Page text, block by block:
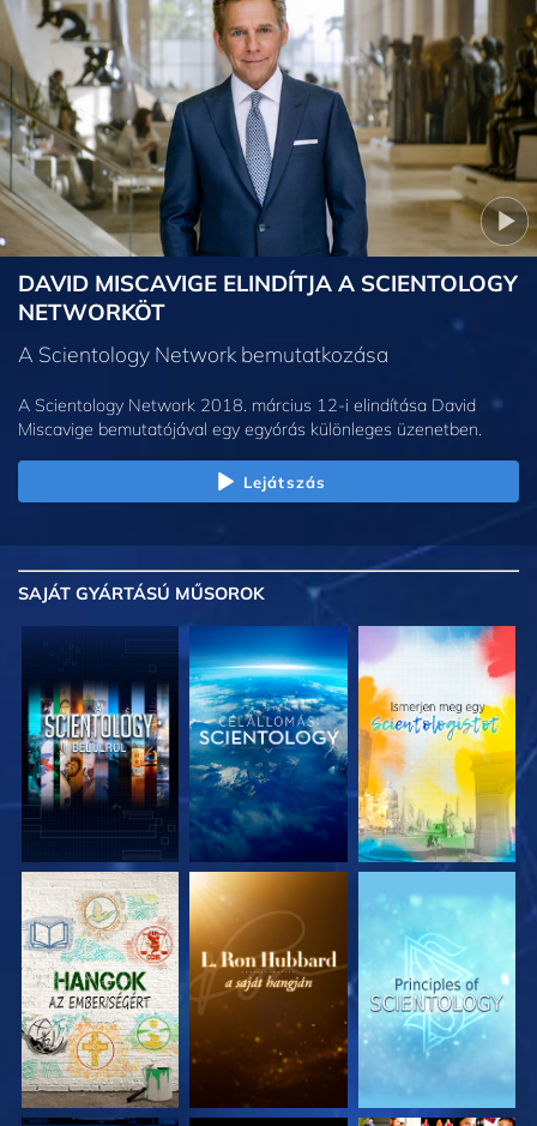
DAVID MISCAVIGE ELINDÍTJA A SCIENTOLOGY
NETWORKÖT
A Scientology Network bemutatkozása
A Scientology Network 2018. március 12-i elindítása David
Miscavige bemutatójával egy egyórás különleges üzenetben.
Lejátszás
SAJÁT GYÁRTÁSÚ MŰSOROK
A SOROZAT
RÉSZEI
A SOROZAT
RÉSZEI
A SOROZAT
RÉSZEI